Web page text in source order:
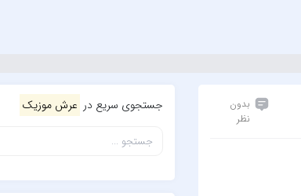
بدون
نظر
جستجوی سریع در عرش موزیک